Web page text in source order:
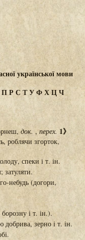
української мови
ПР СТУФХЦЧ
док. ,перех. 1》
роблячи згорток,
спеки і т. ін.
небудь (догори,
і т. ін.).
зерно і т. ін.